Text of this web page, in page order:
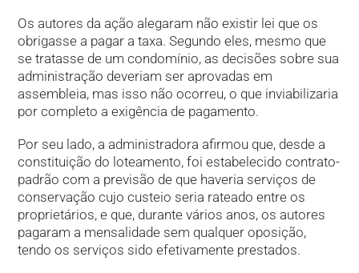
Os autores da ação alegaram não existir lei que os
obrigasse a pagar a taxa. Segundo eles, mesmo que
se tratasse de um condomínio, as decisões sobre sua
administração deveriam ser aprovadas em
assembleia, mas isso não ocorreu, o que inviabilizaria
por completo a exigência de pagamento.
Por seu lado, a administradora afirmou que, desde a
constituição do loteamento, foi estabelecido contrato-
padrão com a previsão de que haveria serviços de
conservação cujo custeio seria rateado entre os
proprietários, e que, durante vários anos, os autores
pagaram a mensalidade sem qualquer oposição,
tendo os serviços sido efetivamente prestados.